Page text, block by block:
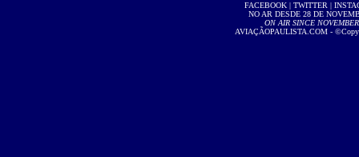
FACEBOOK| TWITTER |
NO AR DESDE 28 DE
ON AIR SINCE
AVIAÇÃOPAULISTA.COM -